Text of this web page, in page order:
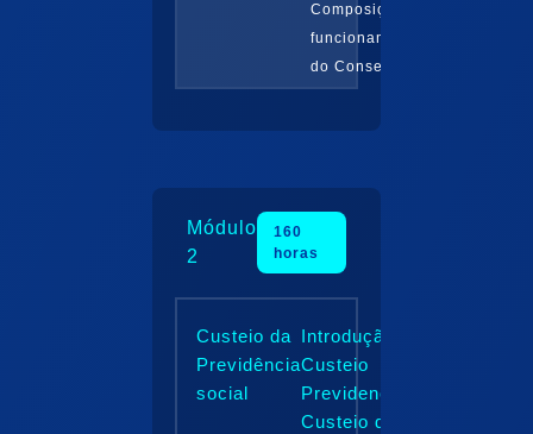
Composição e
funcionamento
do Conselho...
Módulo
2
160
horas
Custeio da
Previdência
social
Introdução ao
Custeio
Previdenciário:
Custeio da